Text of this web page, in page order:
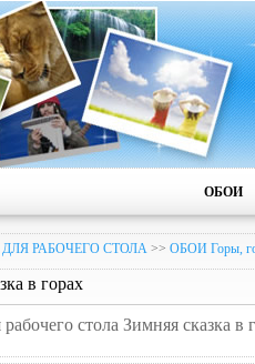
ОБОИ
РАБОЧЕГО СТОЛА >> ОБОИ Горы,
в горах
стола Зимняя сказка в